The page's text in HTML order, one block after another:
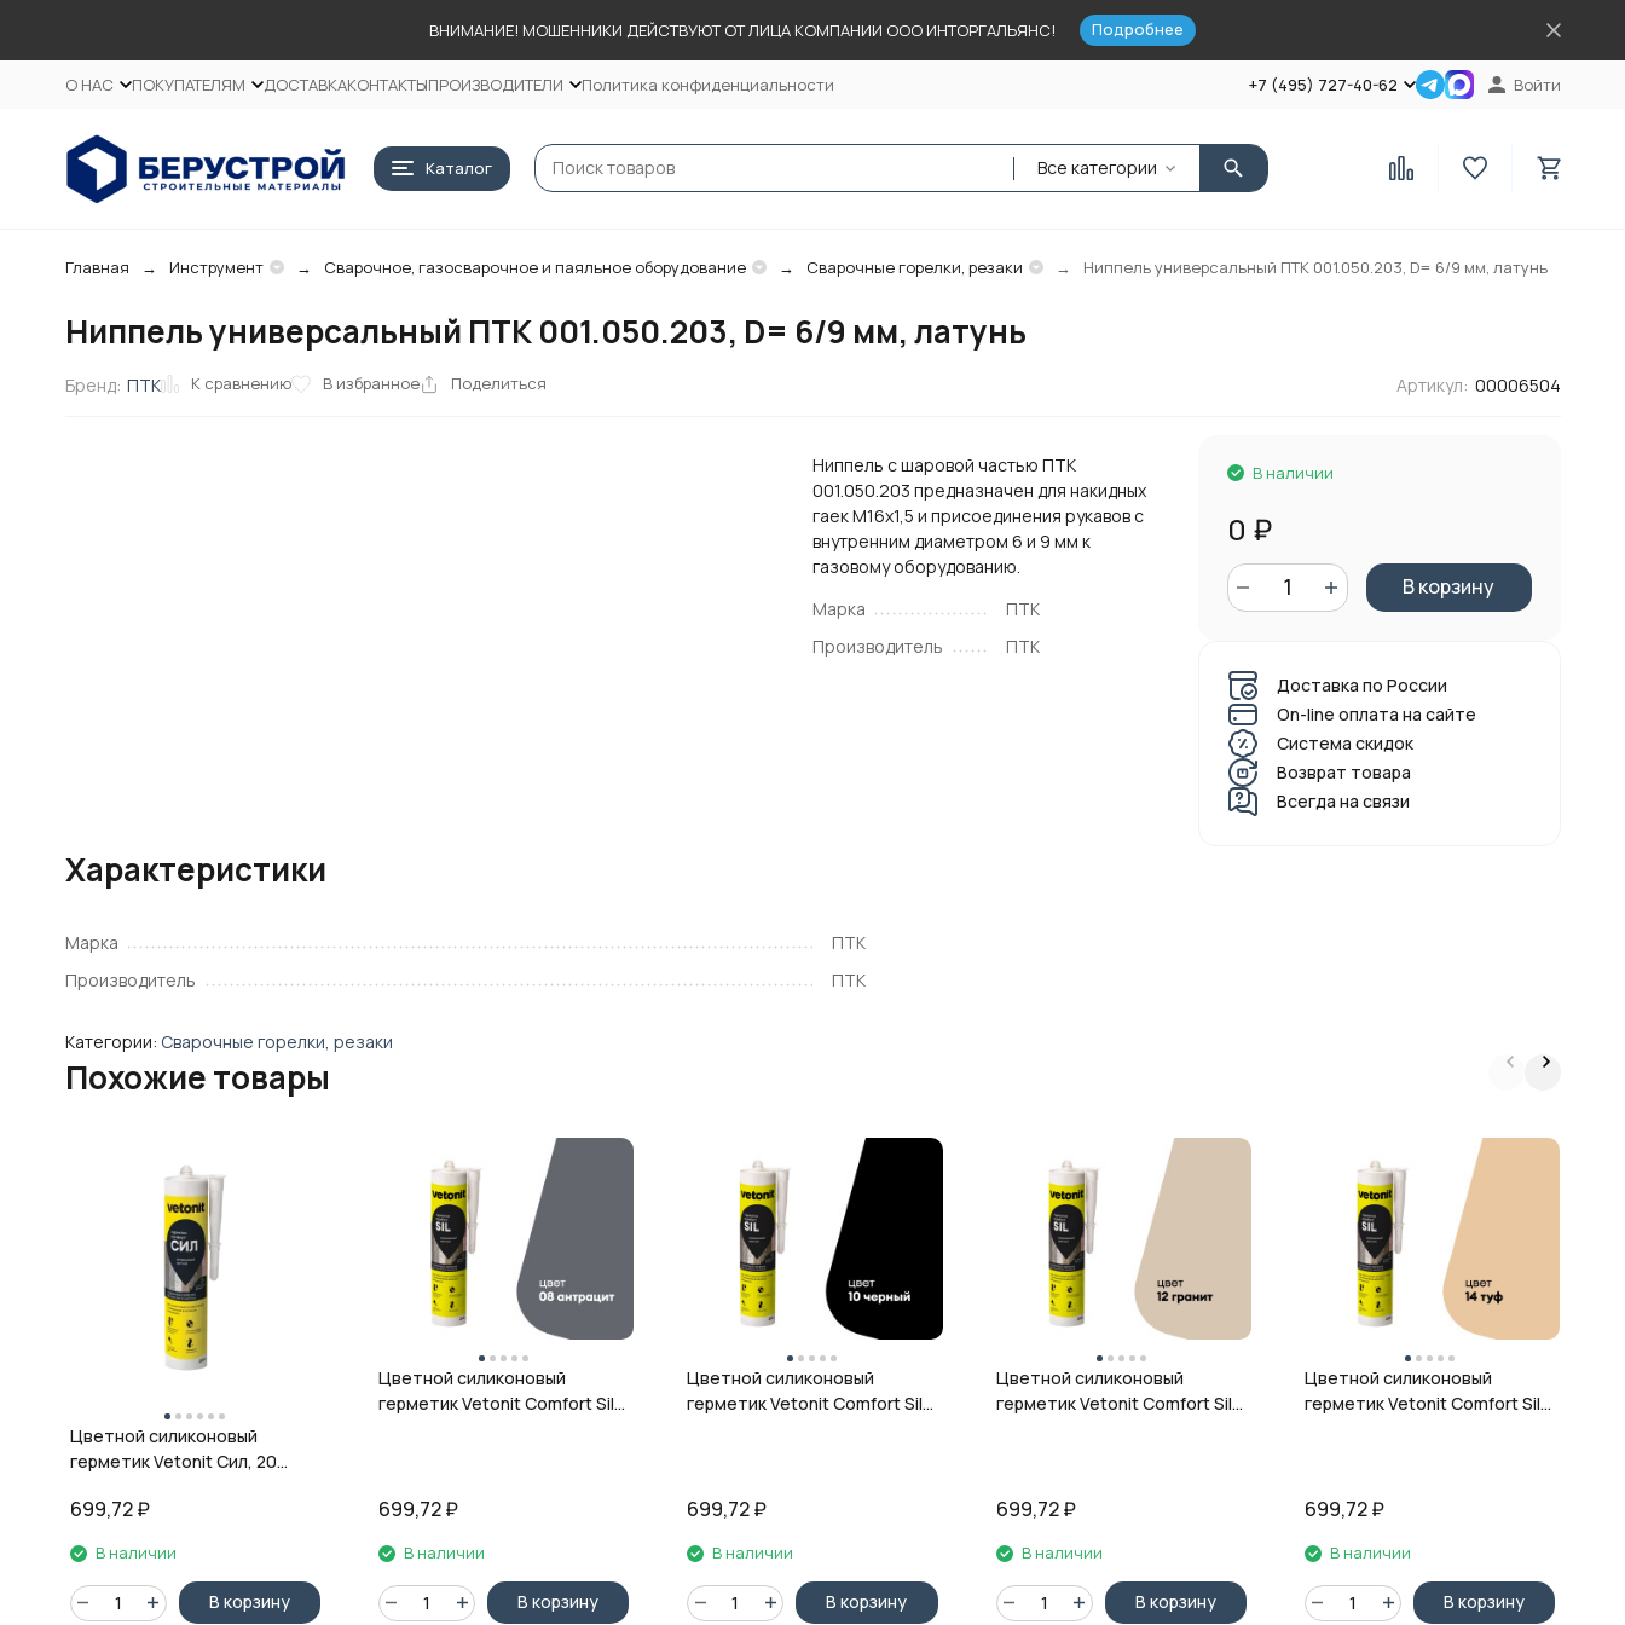
ВНИМАНИЕ! МОШЕННИКИ ДЕЙСТВУЮТ ОТ ЛИЦА КОМПАНИИ ООО ИНТОРГАЛЬЯНС! Подробнее
О НАС ПОКУПАТЕЛЯМ ДОСТАВКАКОНТАКТЫПРОИЗВОДИТЕЛИ Политика конфиденциальности +7 (495) 727-40-62 Войти
Каталог Все категории
Главная Инструмент Сварочное, газосварочное и паяльное оборудование Сварочные горелки, резаки Ниппель универсальный ПТК 001.050.203, D= 6/9 мм, латунь
Ниппель универсальный ПТК 001.050.203, D= 6/9 мм, латунь
Бренд: ПТК К сравнению В избранное Поделиться Артикул: 00006504
Ниппель с шаровой частью ПТК
001.050.203 предназначен для накидных
гаек М16х1,5 и присоединения рукавов с
внутренним диаметром 6 и 9 мм к
газовому оборудованию.
Марка
ПТК
Производитель
ПТК
В наличии
0 ₽
В корзину
Доставка по России
On-line оплата на сайте
Система скидок
Возврат товара
Всегда на связи
Характеристики
Марка
ПТК
Производитель
ПТК
Категории: Сварочные горелки, резаки
Похожие товары
Цветной силиконовый
герметик Vetonit Сил, 20
699,72 ₽
В наличии
В корзину
Цветной силиконовый
герметик Vetonit Comfort Sil,
699,72₽
В наличии
В корзину
Цветной силиконовый
герметик Vetonit Comfort Sil,
699,72₽
В наличии
В корзину
Цветной силиконовый
герметик Vetonit Comfort Sil,
699,72₽
В наличии
В корзину
Цветной силиконовый
герметик Vetonit Comfort Sil,
699,72₽
В наличии
В корзину